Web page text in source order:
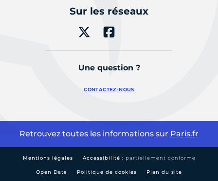
Sur les réseaux
Une question ?
CONTACTEZ-NOUS
Retrouvez toutes les informations sur Paris.fr
Mentions légales Accessibilité : partiellement conforme
Open Data Politique de cookies Plan du site